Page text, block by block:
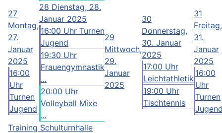
27
Montag,
27.
Januar
2025
16:00
Uhr
Turnen
Jugend
28 Dienstag, 28.
Januar 2025
16:00 Uhr Turnen
Jugend
19:30 Uhr
Frauengymnastik
...
20:00 Uhr
Volleyball Mixe
...
29
Mittwoch,
29.
Januar
2025
30
Donnerstag,
30. Januar
2025
17:00 Uhr
Leichtathletik
19:00 Uhr
Tischtennis
31
Freitag,
31.
Januar
2025
16:00
Uhr
Turnen
Training Schulturnhalle